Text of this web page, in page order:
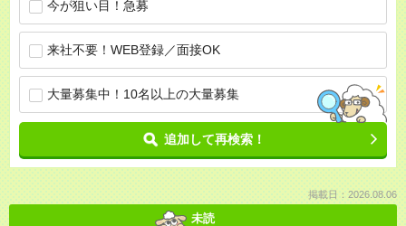
今が狙い目！急募
来社不要！WEB登録／面接OK
大量募集中！10名以上の大量募集
追加して再検索！
掲載日：2026.08.06
未読